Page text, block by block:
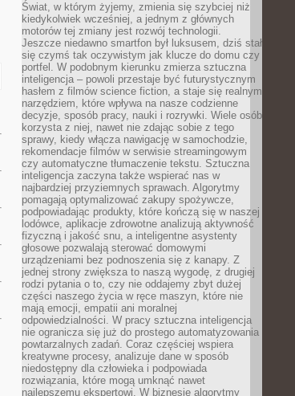
Świat, w którym żyjemy, zmienia się szybciej niż
kiedykolwiek wcześniej, a jednym z głównych
motorów tej zmiany jest rozwój technologii.
Jeszcze niedawno smartfon był luksusem, dziś stał
się czymś tak oczywistym jak klucze do domu czy
portfel. W podobnym kierunku zmierza sztuczna
inteligencja – powoli przestaje być futurystycznym
hasłem z filmów science fiction, a staje się realnym
narzędziem, które wpływa na nasze codzienne
decyzje, sposób pracy, nauki i rozrywki. Wiele osób
korzysta z niej, nawet nie zdając sobie z tego
sprawy, kiedy włącza nawigację w samochodzie,
rekomendacje filmów w serwisie streamingowym
czy automatyczne tłumaczenie tekstu. Sztuczna
inteligencja zaczyna także wspierać nas w
najbardziej przyziemnych sprawach. Algorytmy
pomagają optymalizować zakupy spożywcze,
podpowiadając produkty, które kończą się w naszej
lodówce, aplikacje zdrowotne analizują aktywność
fizyczną i jakość snu, a inteligentne asystenty
głosowe pozwalają sterować domowymi
urządzeniami bez podnoszenia się z kanapy. Z
jednej strony zwiększa to naszą wygodę, z drugiej
rodzi pytania o to, czy nie oddajemy zbyt dużej
części naszego życia w ręce maszyn, które nie
mają emocji, empatii ani moralnej
odpowiedzialności. W pracy sztuczna inteligencja
nie ogranicza się już do prostego automatyzowania
powtarzalnych zadań. Coraz częściej wspiera
kreatywne procesy, analizuje dane w sposób
niedostępny dla człowieka i podpowiada
rozwiązania, które mogą umknąć nawet
najlepszemu ekspertowi. W biznesie algorytmy